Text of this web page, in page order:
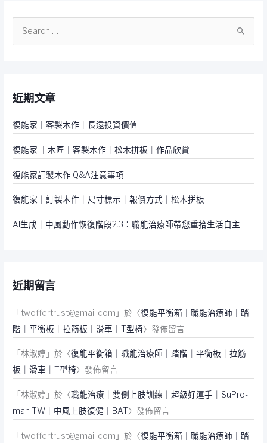
字
近期文章
復能家｜客製木作｜長遠投資價值
復能家 ｜木匠｜客製木作｜松木拼板｜作品欣賞
復能家訂製木作 Q&A注意事項
復能家｜訂製木作｜尺寸標示｜報價方式｜松木拼板
AI生成｜中風動作恢復階段2.3：職能治療師帶您重拾生活自主
近期留言
「twoffertrust@gmail.com 」於〈復能平衡箱｜職能治療師｜踏
階｜平衡板｜拉筋板｜滑車｜T型椅〉發佈留言
「林淑婷 」於〈復能平衡箱｜職能治療師｜踏階｜平衡板｜拉筋
板｜滑車｜T型椅〉發佈留言
「林淑婷 」於〈職能治療｜雙側上肢訓練｜超級好運手｜SuPro-
man TW｜中風上肢復健｜BAT〉發佈留言
「twoffertrust@gmail.com 」於〈復能平衡箱｜職能治療師｜踏